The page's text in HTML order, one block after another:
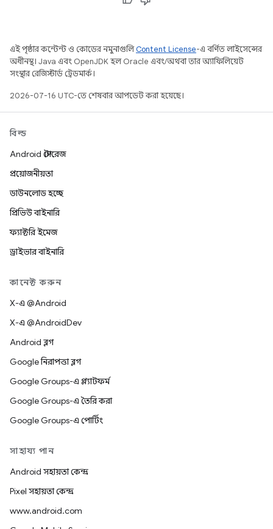
এই পৃষ্ঠার কন্টেন্ট ও কোডের নমুনাগুলিContent License-এ বর্ণিত লাইসেন্সের
অধীনস্থ। Java এবং OpenJDK হল Oracle এবং/অথবা তার অ্যাফিলিয়েট
সংস্থার রেজিস্টার্ড ট্রেডমার্ক।
2026-07-16 UTC-তে শেষবার আপডেট করা হয়েছে।
বিল্ড
Android স্টোরেজ
প্রয়োজনীয়তা
ডাউনলোড হচ্ছে
প্রিভিউ বাইনারি
ফ্যাক্টরি ইমেজ
ড্রাইভার বাইনারি
কানেক্ট করুন
X-এ @Android
X-এ @AndroidDev
Android ব্লগ
Google নিরাপত্তা ব্লগ
Google Groups-এ প্ল্যাটফর্ম
Google Groups-এ তৈরি করা
Google Groups-এ পোর্টিং
সাহায্য পান
Android সহায়তা কেন্দ্র
Pixel সহায়তা কেন্দ্র
www.android.com